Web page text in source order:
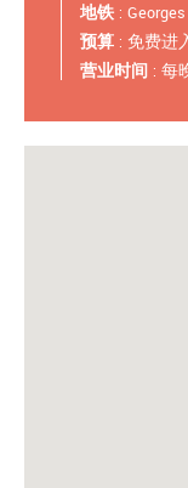
地铁 :
预算 : 免费进
营业时间 : 每